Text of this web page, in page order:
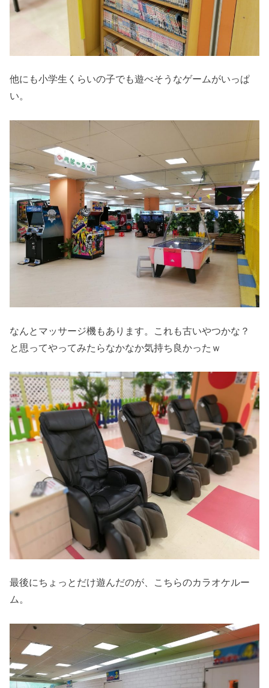
他にも小学生くらいの子でも遊べそうなゲームがいっぱ
い。
なんとマッサージ機もあります。これも古いやつかな？
と思ってやってみたらなかなか気持ち良かったｗ
最後にちょっとだけ遊んだのが、こちらのカラオケルー
ム。